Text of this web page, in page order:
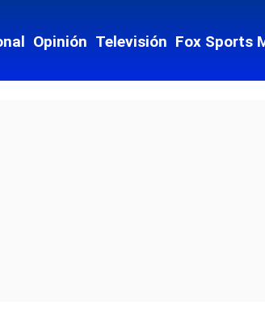
Opinión Televisión Fox Sports